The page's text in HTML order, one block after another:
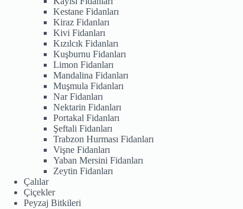
Kestane Fidanları
Kiraz Fidanları
Kivi Fidanları
Kızılcık Fidanları
Kuşburnu Fidanları
Limon Fidanları
Mandalina Fidanları
Muşmula Fidanları
Nar Fidanları
Nektarin Fidanları
Portakal Fidanları
Şeftali Fidanları
Trabzon Hurması Fidanları
Vişne Fidanları
Yaban Mersini Fidanları
Zeytin Fidanları
Çalılar
Çiçekler
Peyzaj Bitkileri